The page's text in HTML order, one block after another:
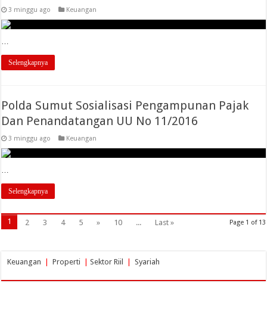
3 minggu ago Keuangan
Selengkapnya
Polda Sumut Sosialisasi Pengampunan Pajak
Dan Penandatangan UU No 11/2016
3 minggu ago Keuangan
Selengkapnya
Page 1 of 13
1 2 3 4 5 » 10 ... Last »
Keuangan |Properti |Sektor Riil | Syariah